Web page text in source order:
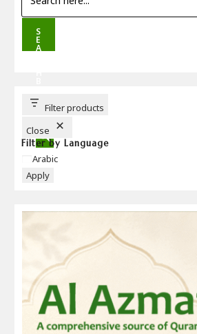
S
E
A
T
T
Filter products
Close
Filter by Language
Language
Arabic
Apply